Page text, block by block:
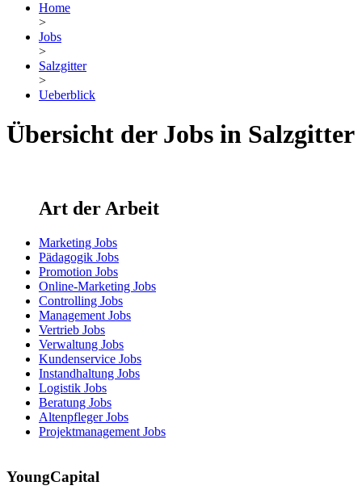
Home
>
Jobs
>
Salzgitter
>
Ueberblick
Übersicht der Jobs in Salzgitter
Art der Arbeit
Marketing Jobs
Pädagogik Jobs
Promotion Jobs
Online-Marketing Jobs
Controlling Jobs
Management Jobs
Vertrieb Jobs
Verwaltung Jobs
Kundenservice Jobs
Instandhaltung Jobs
Logistik Jobs
Beratung Jobs
Altenpfleger Jobs
Projektmanagement Jobs
YoungCapital